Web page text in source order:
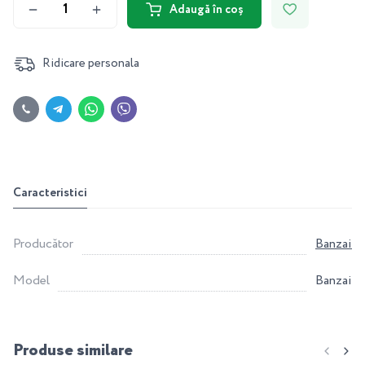
Adaugă în coș
Ridicare personala
Caracteristici
Producător
Banzai
Model
Banzai
Produse similare